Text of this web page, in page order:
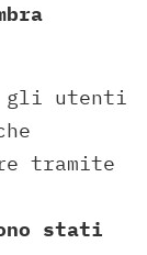
gli utenti
tramite
stati